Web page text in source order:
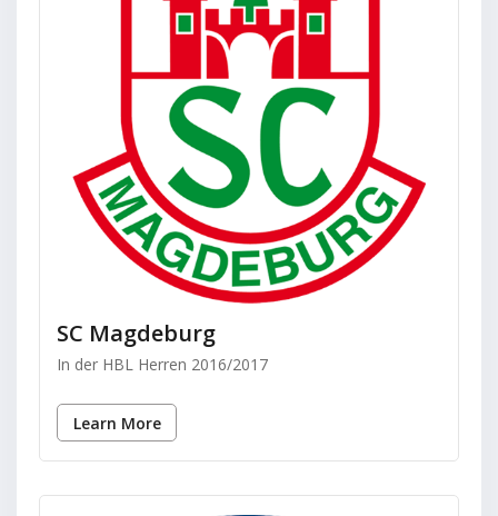
SC Magdeburg
In der HBL Herren 2016/2017
Learn More